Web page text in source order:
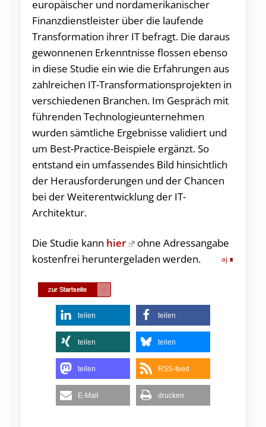
europäischer und nordamerikanischer
Finanzdienstleister über die laufende
Transformation ihrer IT befragt. Die daraus
gewonnenen Erkenntnisse flossen ebenso
in diese Studie ein wie die Erfahrungen aus
zahlreichen IT-Transformationsprojekten in
verschiedenen Branchen. Im Gespräch mit
führenden Technologieunternehmen
wurden sämtliche Ergebnisse validiert und
um Best-Practice-Beispiele ergänzt. So
entstand ein umfassendes Bild hinsichtlich
der Herausforderungen und der Chancen
bei der Weiterentwicklung der IT-
Architektur.
Die Studie kann hier
ohne Adressangabe
kostenfrei heruntergeladen werden.
aj
teilen teilen
teilen teilen
teilen RSS-feed
E-Mail drucken